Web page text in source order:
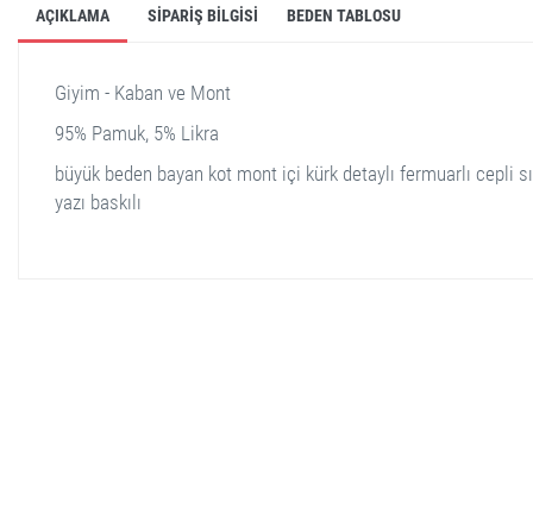
AÇIKLAMA SIPARIŞ BILGISI BEDEN TABLOSU
Giyim - Kaban ve Mont
95% Pamuk, 5% Likra
büyük beden bayan kot mont içi kürk detaylı fermuarlı cepli
yazı baskılı